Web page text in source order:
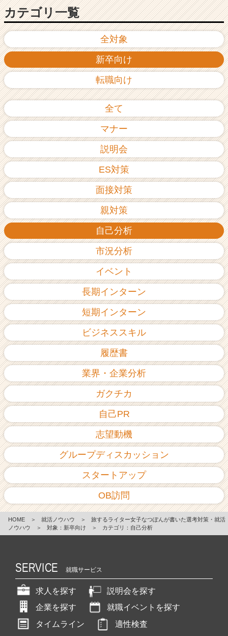
全対象
新卒向け
転職向け
全て
マナー
説明会
ES対策
面接対策
親対策
自己分析
市況分析
イベント
長期インターン
短期インターン
ビジネススキル
履歴書
業界・企業分析
ガクチカ
自己PR
志望動機
グループディスカッション
スタートアップ
OB訪問
カテゴリ一覧
HOME ＞ 就活ノウハウ ＞
旅するライター女子なつぽんが書いた選考対策・就活
ノウハウ
＞ 対象：新卒向け ＞ カテゴリ：自己分析
SERVICE 就職サービス
求人を探す
説明会を探す
企業を探す
就職イベントを探す
タイムライン
適性検査